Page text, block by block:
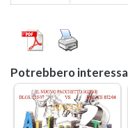
Po­treb­be­ro